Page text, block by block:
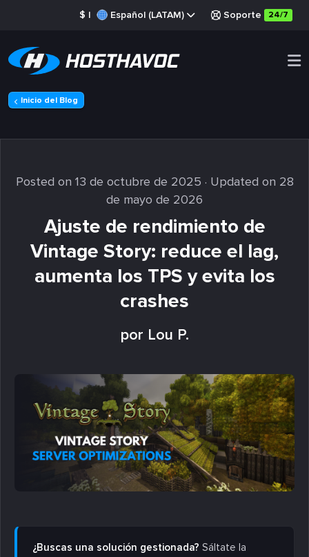
$ | Español (LATAM) Soporte 24/7
Inicio del Blog
Posted on 13 de octubre de 2025 · Updated on 28
de mayo de 2026
Ajuste de rendimiento de
Vintage Story: reduce el lag,
aumenta los TPS y evita los
crashes
por Lou P.
¿Buscas una solución gestionada? Sáltate la